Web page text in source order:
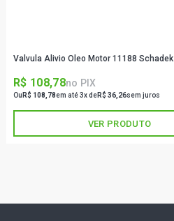
Valvula Alivio Oleo Motor 11188 Schadek
R$ 108,78no PIX
Ou R$ 108,78em até 3x deR$ 36,26sem juros
VER PRODUTO